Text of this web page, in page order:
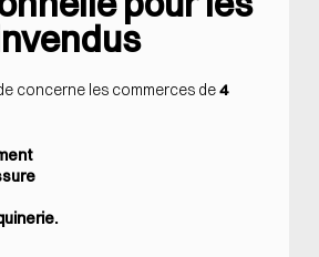
concerne les commerces de4